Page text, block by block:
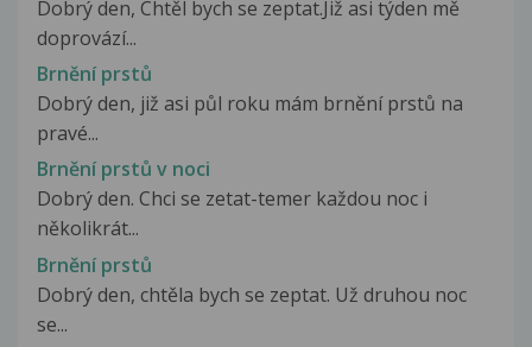
Dobrý den, Chtěl bych se zeptat.Již asi týden mě
doprovází...
Brnění prstů
Dobrý den, již asi půl roku mám brnění prstů na
pravé...
Brnění prstů v noci
Dobrý den. Chci se zetat-temer každou noc i
několikrát...
Brnění prstů
Dobrý den, chtěla bych se zeptat. Už druhou noc
se...